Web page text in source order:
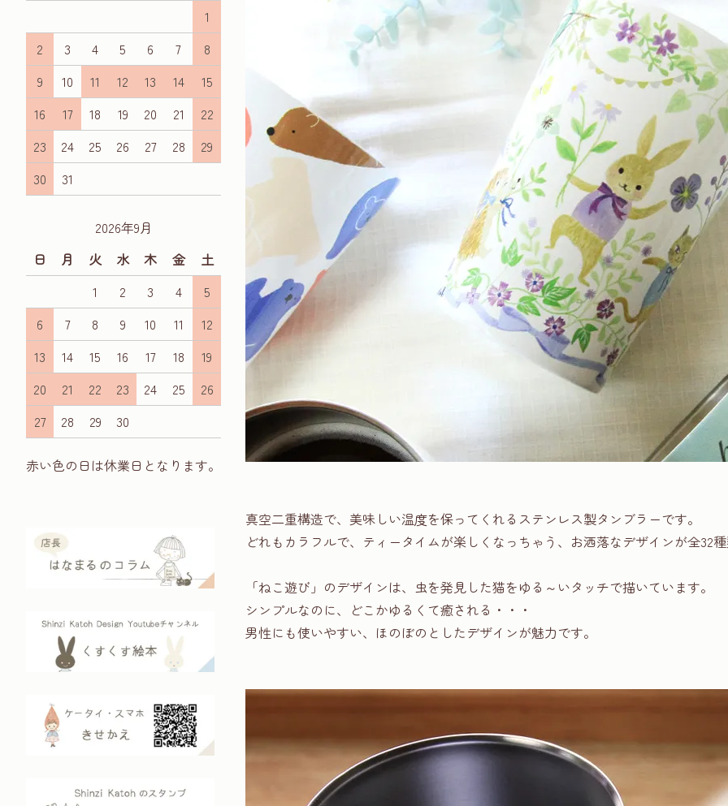
1
2
3 4 5 6 7
8
9
10 11 12 13 14
15
16
17 18 19 20 21
22
23
24 25 26 27 28
29
30
31
2026年9月
日
月 火 水 木 金
土
1
2 3 4
5
6
7 8 9 10 11
12
13
14 15 16 17 18
19
20
21 22 23 24 25
26
27
28 29 30
赤い色の日は休業日となります。
真空二重構造で、美味しい温度を保ってくれるステンレス製タンブラーです。
どれもカラフルで、ティータイムが楽しくなっちゃう、お洒落なデザインが全32
「ねこ遊び」のデザインは、虫を発見した猫をゆる～いタッチで描いています。
シンプルなのに、どこかゆるくて癒される・・・
男性にも使いやすい、ほのぼのとしたデザインが魅力です。